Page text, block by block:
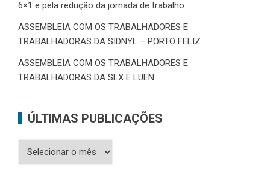
6×1 e pela redução da jornada de trabalho
ASSEMBLEIA COM OS TRABALHADORES E
TRABALHADORAS DA SIDNYL – PORTO FELIZ
ASSEMBLEIA COM OS TRABALHADORES E
TRABALHADORAS DA SLX E LUEN
ÚLTIMAS PUBLICAÇÕES
Últimas